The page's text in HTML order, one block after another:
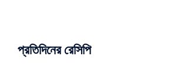
প্রতিদিনের রেসিপি